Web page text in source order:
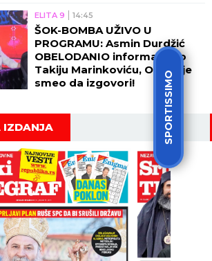
SPORTISSIMO
ELITA 9 14:45
ŠOK-BOMBA UŽIVO U
PROGRAMU: Asmin Durdžić
OBELODANIO informaciju o
Takiju Marinkoviću, OVO nije
smeo da izgovori!
IZDANJA